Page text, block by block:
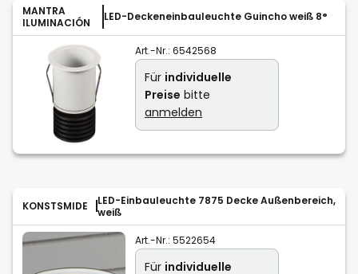
MANTRA
ILUMINACIÓN
LED-Deckeneinbauleuchte Guincho weiß 8°
Art.-Nr.: 6542568
Für individuelle
Preise bitte
anmelden
KONSTSMIDE
LED-Einbauleuchte 7875 Decke Außenbereich,
weiß
Art.-Nr.: 5522654
Für individuelle